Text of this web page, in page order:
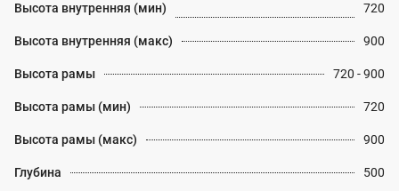
Высота внутренняя (мин) 720
Высота внутренняя (макс) 900
Высота рамы 720 - 900
Высота рамы (мин) 720
Высота рамы (макс) 900
Глубина 500